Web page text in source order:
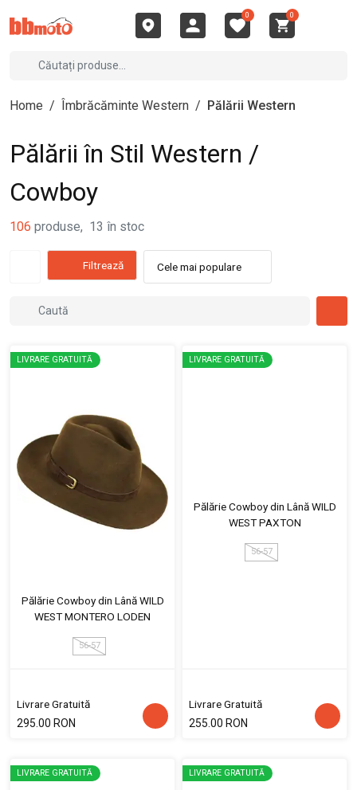
0 0
Home / Îmbrăcăminte Western / Pălării Western
Pălării în Stil Western /
Cowboy
106 produse, 13 în stoc
Filtrează Cele mai populare
LIVRARE GRATUITĂ
Pălărie Cowboy din Lână WILD
WEST MONTERO LODEN
56-57
Livrare Gratuită
295.00 RON
LIVRARE GRATUITĂ
Pălărie Cowboy din Lână WILD
WEST PAXTON
56-57
Livrare Gratuită
255.00 RON
LIVRARE GRATUITĂ LIVRARE GRATUITĂ